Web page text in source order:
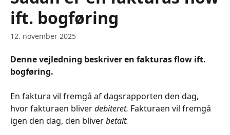
ift. bogføring
12. november 2025
Denne vejledning beskriver en fakturas flow ift.
bogføring.
En faktura vil fremgå af dagsrapporten den dag,
hvor fakturaen bliver debiteret. Fakturaen vil fremgå
igen den dag, den bliver betalt.